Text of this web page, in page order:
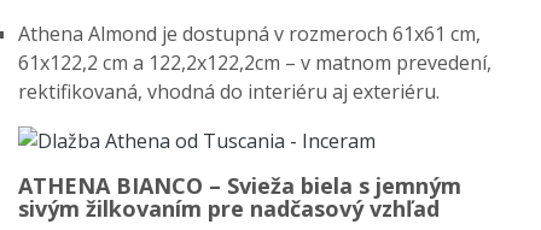
Athena Almond je dostupná v rozmeroch 61x61 cm,
61x122,2 cm a 122,2x122,2cm – v matnom prevedení,
rektifikovaná, vhodná do interiéru aj exteriéru.
ATHENA BIANCO – Svieža biela s jemným
sivým žilkovaním pre nadčasový vzhľad